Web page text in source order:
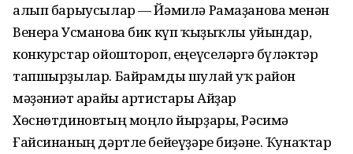
алып барыусылар — Йәмилә Рамаҙанова менән
Венера Усманова бик күп ҡыҙыҡлы уйындар,
конкурстар ойоштороп, еңеүселәргә бүләктәр
тапшырҙылар. Байрамды шулай уҡ район
мәҙәниәт һарайы артистары Айҙар
Хөснөтдиновтың моңло йырҙары, Рәсимә
Ғайсинаның дәртле бейеүҙәре биҙәне. Ҡунаҡтар